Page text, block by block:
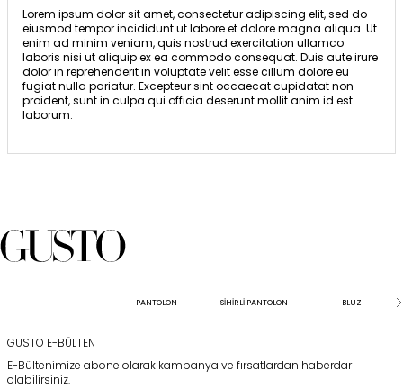
Lorem ipsum dolor sit amet, consectetur adipiscing elit, sed do
eiusmod tempor incididunt ut labore et dolore magna aliqua. Ut
enim ad minim veniam, quis nostrud exercitation ullamco
laboris nisi ut aliquip ex ea commodo consequat. Duis aute irure
dolor in reprehenderit in voluptate velit esse cillum dolore eu
fugiat nulla pariatur. Excepteur sint occaecat cupidatat non
proident, sunt in culpa qui officia deserunt mollit anim id est
laborum.
PANTOLON SİHİRLİ PANTOLON BLUZ
GUSTO E-BÜLTEN
E-Bültenimize abone olarak kampanya ve fırsatlardan haberdar
olabilirsiniz.